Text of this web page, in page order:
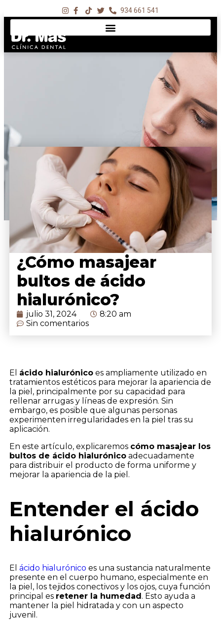
934 661 541
¿Cómo masajear
bultos de ácido
hialurónico?
julio 31, 2024
8:20 am
Sin comentarios
El ácido hialurónicoes ampliamente utilizado en
tratamientos estéticos para mejorar la apariencia de
la piel, principalmente por su capacidad para
rellenar arrugas y líneas de expresión. Sin
embargo, es posible que algunas personas
experimenten irregularidades en la piel tras su
aplicación.
En este artículo, explicaremos cómo masajear los
bultos de ácido hialurónicoadecuadamente
para distribuir el producto de forma uniforme y
mejorar la apariencia de la piel.
Entender el ácido
hialurónico
El ácido hialurónico es una sustancia naturalmente
presente en el cuerpo humano, especialmente en
la piel, los tejidos conectivos y los ojos, cuya función
principal es retener la humedad. Esto ayuda a
mantener la piel hidratada y con un aspecto
juvenil.